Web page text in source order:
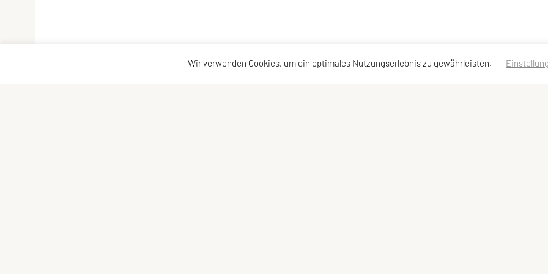
Wir verwenden Cookies, um ein optimales Nutzungserlebnis zu gewährleisten.